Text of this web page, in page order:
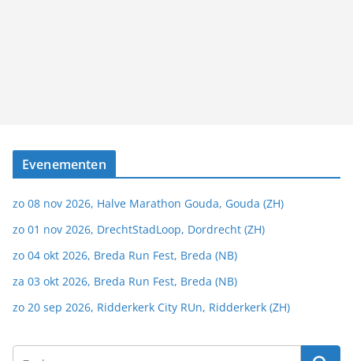
Evenementen
zo 08 nov 2026, Halve Marathon Gouda, Gouda (ZH)
zo 01 nov 2026, DrechtStadLoop, Dordrecht (ZH)
zo 04 okt 2026, Breda Run Fest, Breda (NB)
za 03 okt 2026, Breda Run Fest, Breda (NB)
zo 20 sep 2026, Ridderkerk City RUn, Ridderkerk (ZH)